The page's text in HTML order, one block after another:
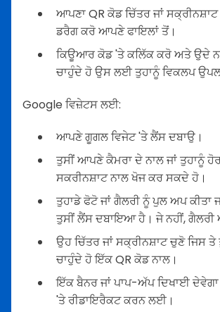
ਆਪਣਾ QR ਕੋਡ ਚਿੱਤਰ ਜਾਂ
ਡਰੈਗ ਕਰੋ ਆਪਣੇ ਫਾਇਲਾਂ ਤੋਂ।
ਕਿਊਆਰ ਕੋਡ 'ਤੇ ਕਲਿੱਕ ਕਰੋ ਅਤੇ ਉਦੇ
ਚਾਹੁੰਦੇ ਹੋ ਉਸ ਲਈ ਤੁਹਾਨੂੰ ਵਿਕਲਪ
Google ਵਿਜ਼ੇਟਸ ਲਈ:
ਆਪਣੇ ਗੂਗਲ ਵਿਜੇਟ 'ਤੇ ਲੈਂਸ ਦਬਾਉ।
ਤੁਸੀਂ ਆਪਣੇ ਕੈਮਰਾ ਦੇ ਨਾਲ ਜਾਂ ਤੁਹਾਨੂੰ
ਸਕਰੀਨਸ਼ਾਟ ਨਾਲ ਖੋਜ ਕਰ ਸਕਦੇ ਹੋ।
ਤੁਹਾਡੇ ਫੋਟੋ ਜਾਂ ਗੈਲਰੀ ਨੂੰ ਪੁਲ ਅਪ ਕੀਤਾ
ਤੁਸੀਂ ਲੈਂਸ ਦਬਾਇਆ ਹੈ। ਜੇ ਨਹੀਂ,
ਉਹ ਚਿੱਤਰ ਜਾਂ ਸਕ੍ਰੀਨਸ਼ਾਟ ਚੁਣੋ ਜਿਸ ਤੇ
ਚਾਹੁੰਦੇ ਹੋ ਇੱਕ QR ਕੋਡ ਨਾਲ।
ਇੱਕ ਬੈਨਰ ਜਾਂ ਪਾਪ-ਅੱਪ ਦਿਖਾਈ
'ਤੇ ਰੀਡਾਇਰੈਕਟ ਕਰਨ ਲਈ।